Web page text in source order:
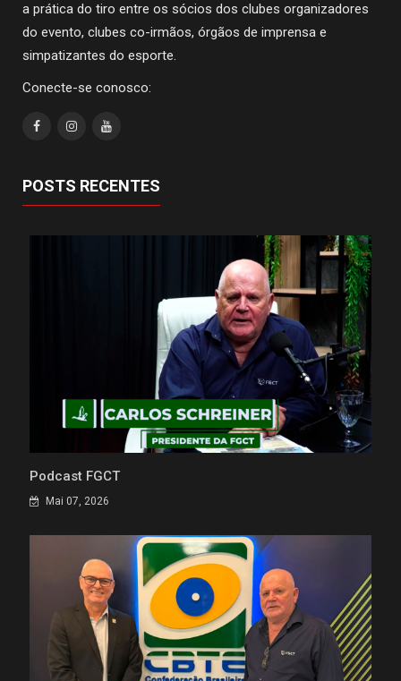
a prática do tiro entre os sócios dos clubes organizadores
do evento, clubes co-irmãos, órgãos de imprensa e
simpatizantes do esporte.
Conecte-se conosco:
POSTS RECENTES
Podcast FGCT
Mai 07, 2026